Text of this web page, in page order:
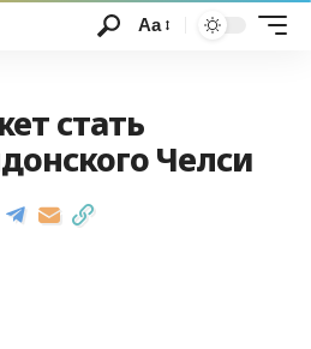
Аа
стать
Челси